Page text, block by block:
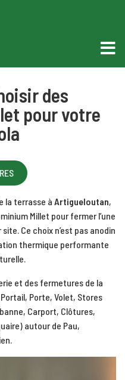
des
pour votre
la terrasse à Artigueloutan,
Millet pour fermer l’une
Ce choix n’est pas anodin
thermique performante
et des fermetures de la
Porte, Volet, Stores
Carport, Clôtures,
autour de Pau,